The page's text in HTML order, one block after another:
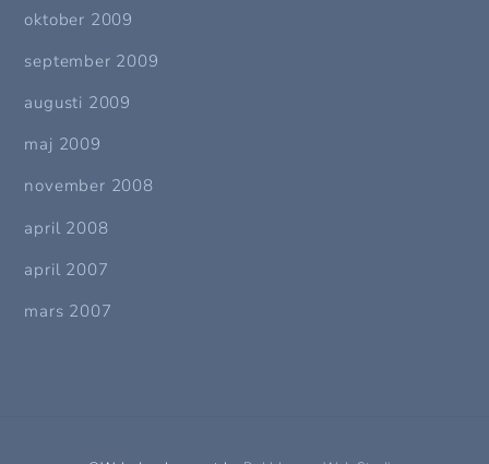
oktober 2009
september 2009
augusti 2009
maj 2009
november 2008
april 2008
april 2007
mars 2007